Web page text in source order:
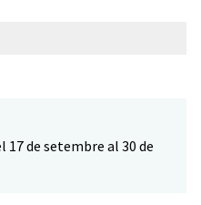
17 de setembre al 30 de